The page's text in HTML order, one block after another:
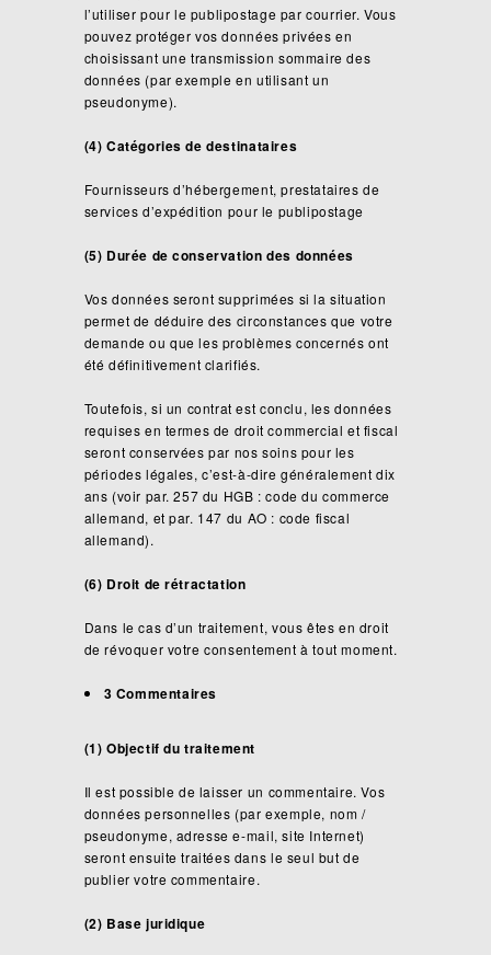
l’utiliser pour le publipostage par courrier. Vous
pouvez protéger vos données privées en
choisissant une transmission sommaire des
données (par exemple en utilisant un
pseudonyme).
(4) Catégories de destinataires
Fournisseurs d’hébergement, prestataires de
services d’expédition pour le publipostage
(5) Durée de conservation des données
Vos données seront supprimées si la situation
permet de déduire des circonstances que votre
demande ou que les problèmes concernés ont
été définitivement clarifiés.
Toutefois, si un contrat est conclu, les données
requises en termes de droit commercial et fiscal
seront conservées par nos soins pour les
périodes légales, c’est-à-dire généralement dix
ans (voir par. 257 du HGB : code du commerce
allemand, et par. 147 du AO : code fiscal
allemand).
(6) Droit de rétractation
Dans le cas d’un traitement, vous êtes en droit
de révoquer votre consentement à tout moment.
3 Commentaires
(1) Objectif du traitement
Il est possible de laisser un commentaire. Vos
données personnelles (par exemple, nom /
pseudonyme, adresse e-mail, site Internet)
seront ensuite traitées dans le seul but de
publier votre commentaire.
(2) Base juridique